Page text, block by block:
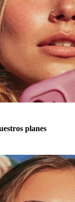
planes